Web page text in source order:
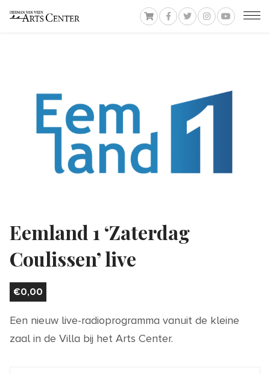
Eemland 1 ‘Zaterdag
Coulissen’ live
€0,00
Een nieuw live-radioprogramma vanuit de kleine
zaal in de Villa bij het Arts Center.